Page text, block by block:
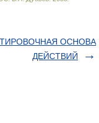
ОСНОВА
ДЕЙСТВИЙ